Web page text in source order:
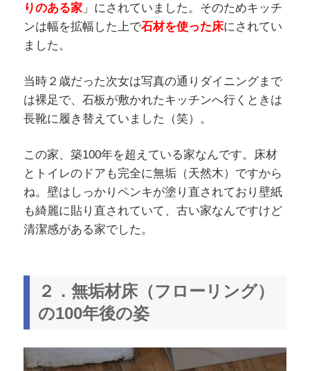
りのある家」にされていました。そのためキッチ
ンは幅を拡幅した上で石材を使った床にされてい
ました。
当時２歳だった次女は写真の通りダイニングまで
は裸足で、石板が敷かれたキッチンへ行くときは
長靴に履き替えていました（笑）。
この家、築100年を超えている家なんです。床材
とトイレのドアも完全に無垢（天然木）ですから
ね。壁はしっかりペンキが塗り直されており壁紙
も綺麗に貼り直されていて、古い家なんですけど
清潔感がある家でした。
２．無垢材床（フローリング）
の100年後の姿